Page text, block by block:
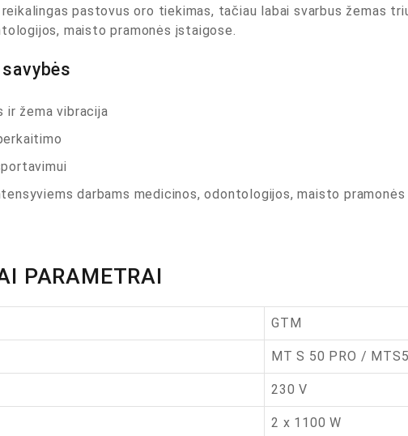
pastovus oro tiekimas, tačiau labai svarbus žemas
maisto pramonės įstaigose.
ir žema vibracija
darbams medicinos, odontologijos, maisto
PARAMETRAI
GTM
MT S 50 PRO /
230 V
2 x 1100 W